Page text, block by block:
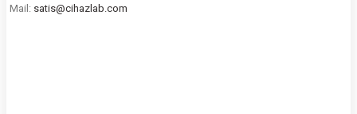
Mail: satis@cihazlab.com